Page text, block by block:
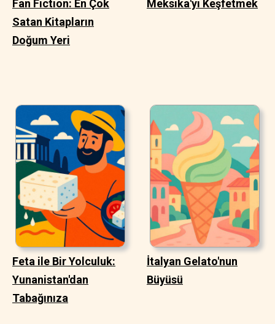
Fan Fiction: En Çok
Satan Kitapların
Doğum Yeri
Meksika'yı Keşfetmek
Feta ile Bir Yolculuk:
Yunanistan'dan
Tabağınıza
İtalyan Gelato'nun
Büyüsü